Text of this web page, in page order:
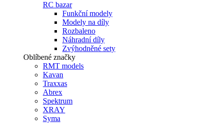
RC bazar
Funkční modely
Modely na díly
Rozbaleno
Náhradní díly
Zvýhodněné sety
Oblíbené značky
RMT models
Kavan
Traxxas
Abrex
Spektrum
XRAY
Syma